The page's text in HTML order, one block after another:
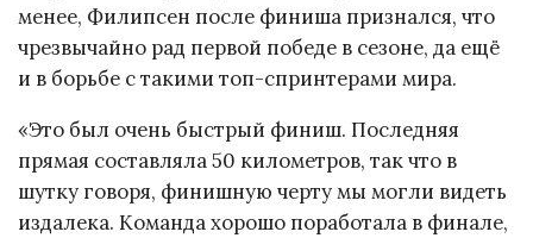
менее, Филипсен после финиша признался, что
чрезвычайно рад первой победе в сезоне, да ещё
и в борьбе с такими топ-спринтерами мира.
«Это был очень быстрый финиш. Последняя
прямая составляла 50 километров, так что в
шутку говоря, финишную черту мы могли видеть
издалека. Команда хорошо поработала в финале,